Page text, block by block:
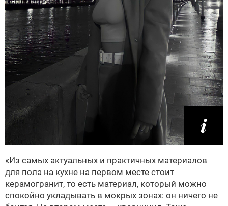
«Из самых актуальных и практичных материалов
для пола на кухне на первом месте стоит
керамогранит, то есть материал, который можно
спокойно укладывать в мокрых зонах: он ничего не